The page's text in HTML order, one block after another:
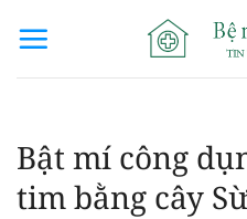
qua
Bật mí công
tim bằng cây